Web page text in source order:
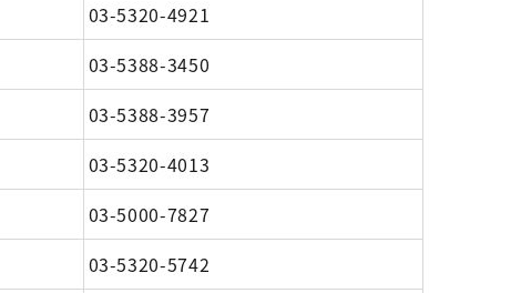
03-5320-4921
03-5388-3450
03-5388-3957
03-5320-4013
03-5000-7827
03-5320-5742